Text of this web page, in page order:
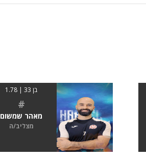
בן 33 | 1.78
#
מאהר שמשום
מצליב/ה